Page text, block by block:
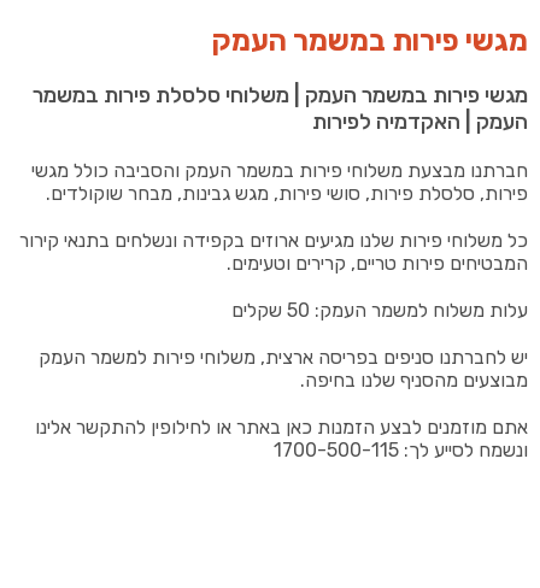
מגשי פירות במשמר העמק
מגשי פירות במשמר העמק | משלוחי סלסלת פירות במשמר
העמק | האקדמיה לפירות
חברתנו מבצעת משלוחי פירות במשמר העמק והסביבה כולל מגשי
פירות, סלסלת פירות, סושי פירות, מגש גבינות, מבחר שוקולדים.
כל משלוחי פירות שלנו מגיעים ארוזים בקפידה ונשלחים בתנאי קירור
המבטיחים פירות טריים, קרירים וטעימים.
עלות משלוח למשמר העמק: 50 שקלים
יש לחברתנו סניפים בפריסה ארצית, משלוחי פירות למשמר העמק
מבוצעים מהסניף שלנו בחיפה.
אתם מוזמנים לבצע הזמנות כאן באתר או לחילופין להתקשר אלינו
ונשמח לסייע לך: 1700-500-115